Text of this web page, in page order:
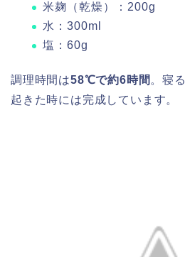
米麹（乾燥）：200g
水：300ml
塩：60g
調理時間は58℃で約6時間 。寝
起きた時には完成しています。